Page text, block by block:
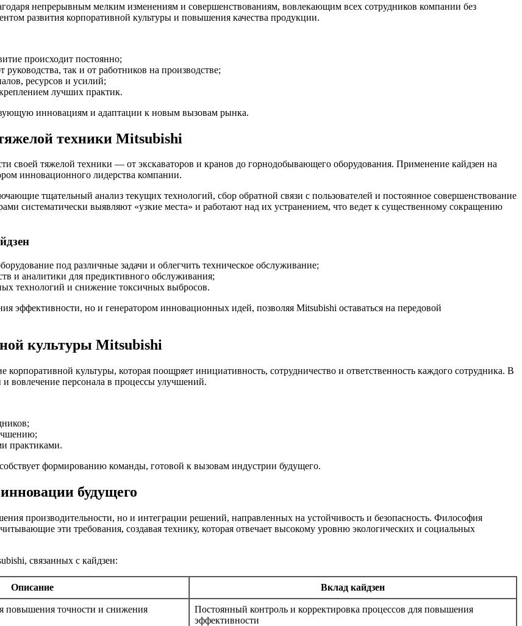
непрерывным мелким изменениям и совершенствованиям, вовлекающим всех сотрудников компании без
развития корпоративной культуры и повышения качества продукции.
происходит постоянно;
так и от работников на производстве;
ресурсов и усилий;
лучших практик.
инновациям и адаптации к новым вызовам рынка.
техники Mitsubishi
своей тяжелой техники — от экскаваторов и кранов до горнодобывающего оборудования. Применение кайдзен на
инновационного лидерства компании.
тщательный анализ текущих технологий, сбор обратной связи с пользователей и постоянное совершенствование
систематически выявляют «узкие места» и работают над их устранением, что ведет к существенному сокращению
под различные задачи и облегчить техническое обслуживание;
и аналитики для предиктивного обслуживания;
технологий и снижение токсичных выбросов.
эффективности, но и генератором инновационных идей, позволяя Mitsubishi оставаться на передовой
культуры Mitsubishi
культуры, которая поощряет инициативность, сотрудничество и ответственность каждого сотрудника. В
вовлечение персонала в процессы улучшений.
практиками.
формированию команды, готовой к вызовам индустрии будущего.
будущего
производительности, но и интеграции решений, направленных на устойчивость и безопасность. Философия
эти требования, создавая технику, которая отвечает высокому уровню экологических и социальных
связанных с кайдзен:
Описание Вклад кайдзен
повышения точности и снижения
Постоянный контроль и корректировка процессов для повышения
эффективности